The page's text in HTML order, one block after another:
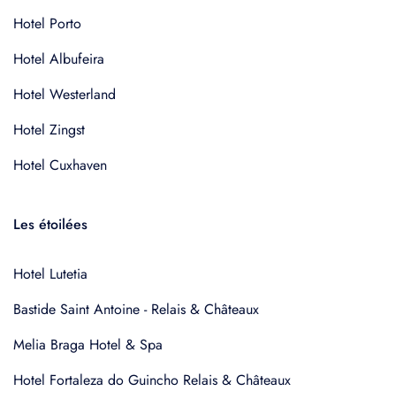
Hotel Porto
Hotel Albufeira
Hotel Westerland
Hotel Zingst
Hotel Cuxhaven
Les étoilées
Hotel Lutetia
Bastide Saint Antoine - Relais & Châteaux
Melia Braga Hotel & Spa
Hotel Fortaleza do Guincho Relais & Châteaux